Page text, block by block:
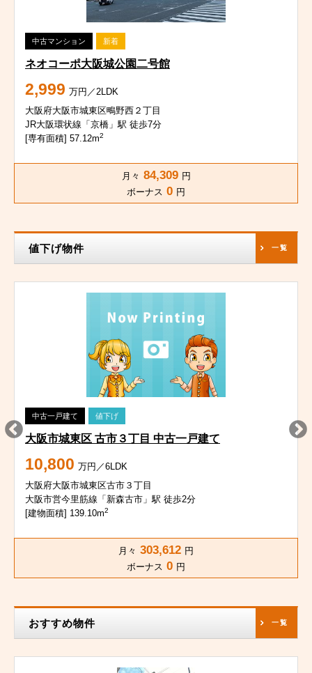
中古マンション 新着
ネオコーポ大阪城公園二号館
2,999 万円／2LDK
大阪府大阪市城東区鴫野西２丁目
JR大阪環状線「京橋」駅 徒歩7分
[専有面積] 57.12m2
月々 84,309 円
ボーナス 0 円
値下げ物件 一覧
中古一戸建て 値下げ
大阪市城東区 古市３丁目 中古一戸建て
10,800 万円／6LDK
大阪府大阪市城東区古市３丁目
大阪市営今里筋線「新森古市」駅 徒歩2分
[建物面積] 139.10m2
月々 303,612 円
ボーナス 0 円
おすすめ物件 一覧